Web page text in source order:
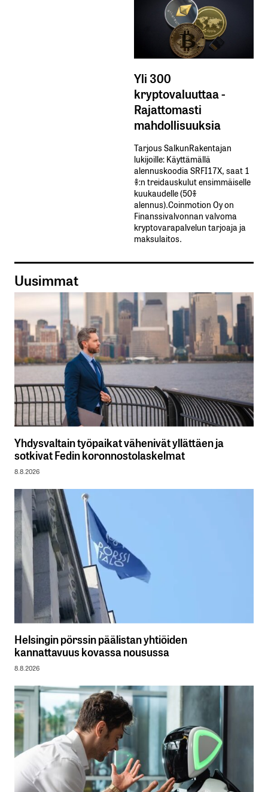
Yli 300
kryptovaluuttaa -
Rajattomasti
mahdollisuuksia
Tarjous SalkunRakentajan
lukijoille: Käyttämällä​ ​
alennuskoodia​ ​SRFI17X,​ ​saat​ ​1
%:n treidauskulut​ ​ensimmäiselle​ ​
kuukaudelle​ ​(50%​ ​
alennus).Coinmotion Oy on
Finanssivalvonnan valvoma
kryptovarapalvelun tarjoaja ja
maksulaitos.
Uusimmat
Yhdysvaltain työpaikat vähenivät yllättäen ja
sotkivat Fedin koronnostolaskelmat
8.8.2026
Helsingin pörssin päälistan yhtiöiden
kannattavuus kovassa nousussa
8.8.2026